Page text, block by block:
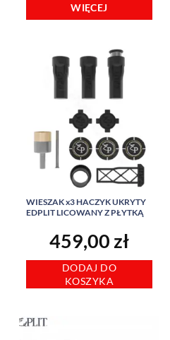
WIĘCEJ
WIESZAK x3 HACZYK UKRYTY
EDPLIT LICOWANY Z PŁYTKĄ
459,00 zł
DODAJ DO
KOSZYKA